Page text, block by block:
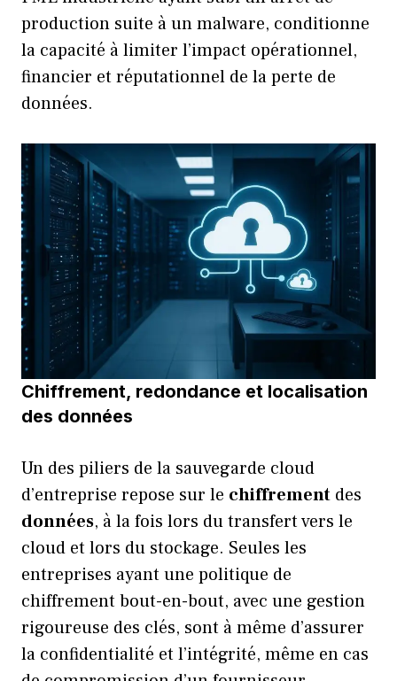
production suite à un malware, conditionne
la capacité à limiter l’impact opérationnel,
financier et réputationnel de la perte de
données.
Chiffrement, redondance et localisation
des données
Un des piliers de la sauvegarde cloud
d’entreprise repose sur le chiffrement des
données, à la fois lors du transfert vers le
cloud et lors du stockage. Seules les
entreprises ayant une politique de
chiffrement bout-en-bout, avec une gestion
rigoureuse des clés, sont à même d’assurer
la confidentialité et l’intégrité, même en cas